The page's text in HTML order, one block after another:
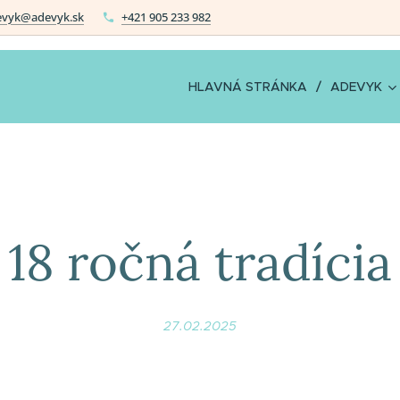
+421 905 233 982
HLAVNÁ STRÁNKA ADEVYK
18 ročná tradícia
27.02.2025